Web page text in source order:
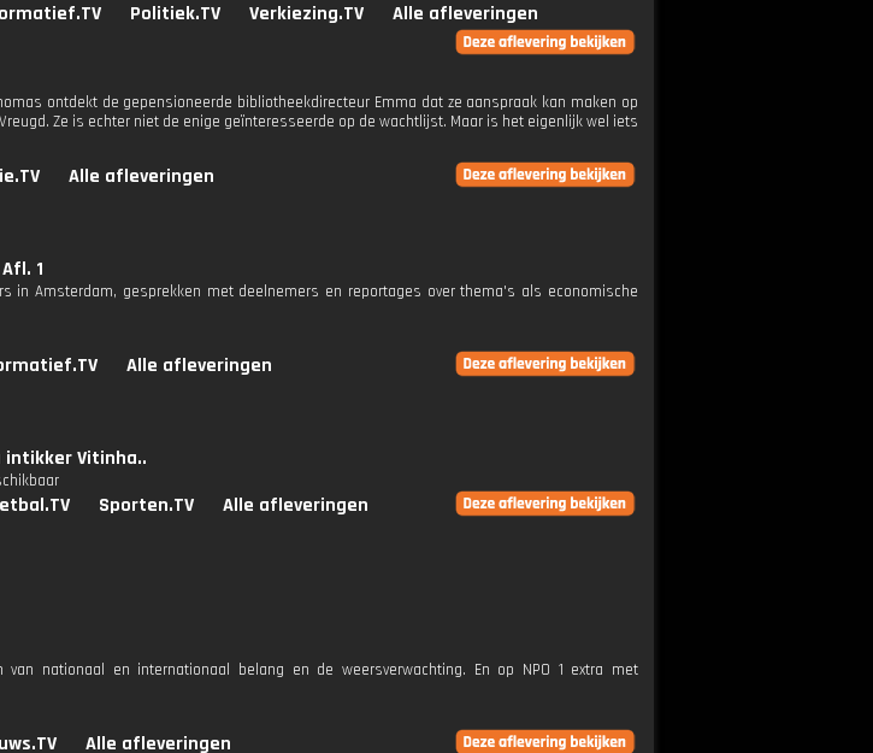
Politiek.TV Verkiezing.TV Alle afleveringen
ontdekt de gepensioneerde bibliotheekdirecteur Emma dat ze aanspraak kan maken op
Ze is echter niet de enige geïnteresseerde op de wachtlijst. Maar is het eigenlijk wel iets
Alle afleveringen
1
in Amsterdam, gesprekken met deelnemers en reportages over thema's als economische
Alle afleveringen
Vitinha..
Sporten.TV Alle afleveringen
nationaal en internationaal belang en de weersverwachting. En op NPO 1 extra met
Alle afleveringen